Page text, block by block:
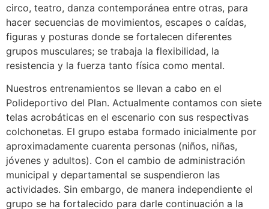
circo, teatro, danza contemporánea entre otras, para
hacer secuencias de movimientos, escapes o caídas,
figuras y posturas donde se fortalecen diferentes
grupos musculares; se trabaja la flexibilidad, la
resistencia y la fuerza tanto física como mental.
Nuestros entrenamientos se llevan a cabo en el
Polideportivo del Plan. Actualmente contamos con siete
telas acrobáticas en el escenario con sus respectivas
colchonetas. El grupo estaba formado inicialmente por
aproximadamente cuarenta personas (niños, niñas,
jóvenes y adultos). Con el cambio de administración
municipal y departamental se suspendieron las
actividades. Sin embargo, de manera independiente el
grupo se ha fortalecido para darle continuación a la